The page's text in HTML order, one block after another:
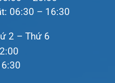
Phòng - HIH. All